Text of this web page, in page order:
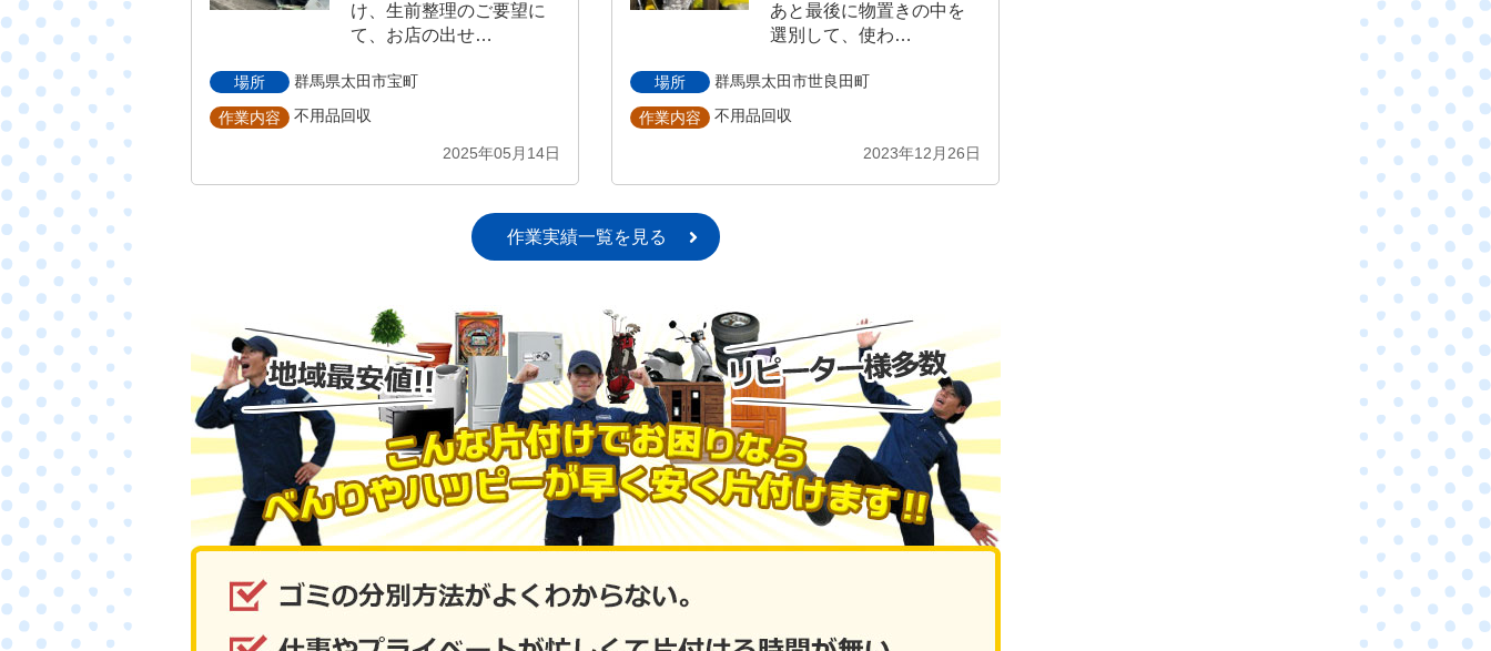
け、生前整理のご要望に
て、お店の出せ…
場所 群馬県太田市宝町
作業内容 不用品回収
2025年05月14日
あと最後に物置きの中を
選別して、使わ…
場所 群馬県太田市世良田町
作業内容 不用品回収
2023年12月26日
作業実績一覧を見る